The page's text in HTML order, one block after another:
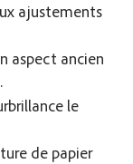
ajustements
aspect ancien
le
de papier